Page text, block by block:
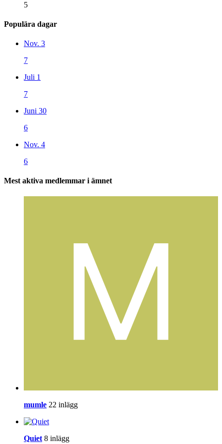
5
Populära dagar
Nov. 3
7
Juli 1
7
Juni 30
6
Nov. 4
6
Mest aktiva medlemmar i ämnet
mumle 22 inlägg
Quiet 8 inlägg